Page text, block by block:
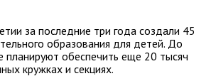
за последние три года создали 45
образования для детей. До
планируют обеспечить еще 20 тысяч
кружках и секциях.